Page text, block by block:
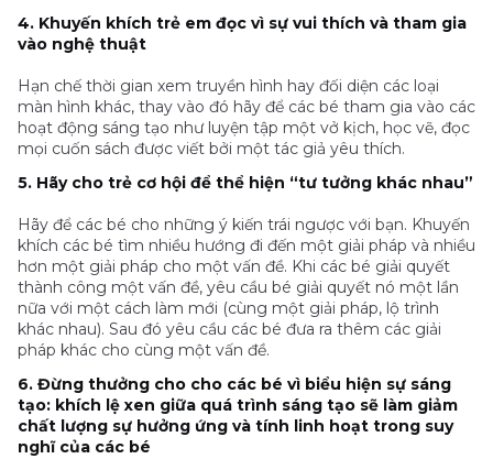
4. Khuyến khích trẻ em đọc vì sự vui thích và tham gia
vào nghệ thuật
Hạn chế thời gian xem truyền hình hay đối diện các loại
màn hình khác, thay vào đó hãy để các bé tham gia vào các
hoạt động sáng tạo như luyện tập một vở kịch, học vẽ, đọc
mọi cuốn sách được viết bởi một tác giả yêu thích.
5. Hãy cho trẻ cơ hội để thể hiện “tư tưởng khác nhau”
Hãy để các bé cho những ý kiến trái ngược với bạn. Khuyến
khích các bé tìm nhiều hướng đi đến một giải pháp và nhiều
hơn một giải pháp cho một vấn đề. Khi các bé giải quyết
thành công một vấn đề, yêu cầu bé giải quyết nó một lần
nữa với một cách làm mới (cùng một giải pháp, lộ trình
khác nhau). Sau đó yêu cầu các bé đưa ra thêm các giải
pháp khác cho cùng một vấn đề.
6. Đừng thưởng cho cho các bé vì biểu hiện sự sáng
tạo: khích lệ xen giữa quá trình sáng tạo sẽ làm giảm
chất lượng sự hưởng ứng và tính linh hoạt trong suy
nghĩ của các bé